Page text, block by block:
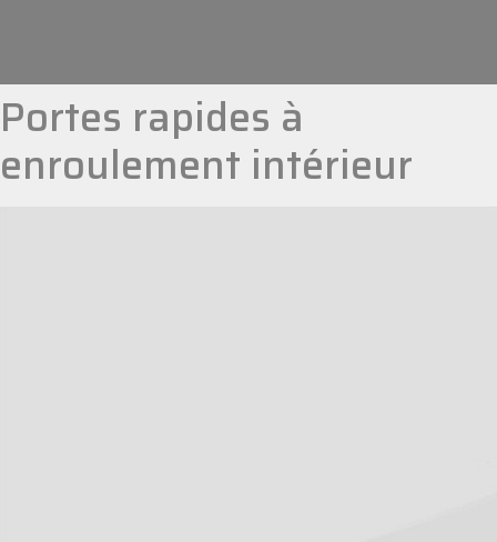
Portes rapides à
enroulement intérieur